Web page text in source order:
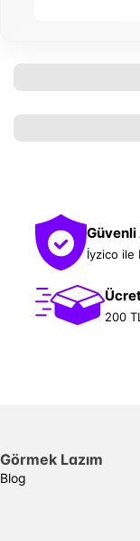
Güvenli
İyzico ile
200
Görmek Lazım
Blog